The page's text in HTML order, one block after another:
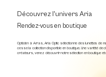
Rendez-vous en boutique
Découvrez l'univers Aria
Opticien à Arras, Aria Optic sélectionne des lunettes de
cesse la collection disponible en boutique. Une variété
créateurs, venez découvrir notre sélection en boutique